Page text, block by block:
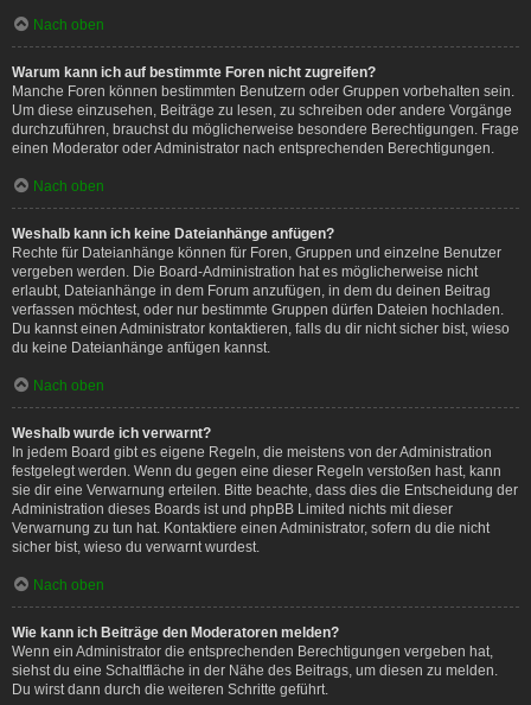
Nach oben
Warum kann ich auf bestimmte Foren nicht zugreifen?
Manche Foren können bestimmten Benutzern oder Gruppen vorbehalten sein.
Um diese einzusehen, Beiträge zu lesen, zu schreiben oder andere Vorgänge
durchzuführen, brauchst du möglicherweise besondere Berechtigungen. Frage
einen Moderator oder Administrator nach entsprechenden Berechtigungen.
Nach oben
Weshalb kann ich keine Dateianhänge anfügen?
Rechte für Dateianhänge können für Foren, Gruppen und einzelne Benutzer
vergeben werden. Die Board-Administration hat es möglicherweise nicht
erlaubt, Dateianhänge in dem Forum anzufügen, in dem du deinen Beitrag
verfassen möchtest, oder nur bestimmte Gruppen dürfen Dateien hochladen.
Du kannst einen Administrator kontaktieren, falls du dir nicht sicher bist, wieso
du keine Dateianhänge anfügen kannst.
Nach oben
Weshalb wurde ich verwarnt?
In jedem Board gibt es eigene Regeln, die meistens von der Administration
festgelegt werden. Wenn du gegen eine dieser Regeln verstoßen hast, kann
sie dir eine Verwarnung erteilen. Bitte beachte, dass dies die Entscheidung der
Administration dieses Boards ist und phpBB Limited nichts mit dieser
Verwarnung zu tun hat. Kontaktiere einen Administrator, sofern du die nicht
sicher bist, wieso du verwarnt wurdest.
Nach oben
Wie kann ich Beiträge den Moderatoren melden?
Wenn ein Administrator die entsprechenden Berechtigungen vergeben hat,
siehst du eine Schaltfläche in der Nähe des Beitrags, um diesen zu melden.
Du wirst dann durch die weiteren Schritte geführt.